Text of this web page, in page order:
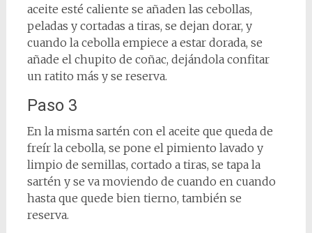
aceite esté caliente se añaden las cebollas,
peladas y cortadas a tiras, se dejan dorar, y
cuando la cebolla empiece a estar dorada, se
añade el chupito de coñac, dejándola confitar
un ratito más y se reserva.
Paso 3
En la misma sartén con el aceite que queda de
freír la cebolla, se pone el pimiento lavado y
limpio de semillas, cortado a tiras, se tapa la
sartén y se va moviendo de cuando en cuando
hasta que quede bien tierno, también se
reserva.